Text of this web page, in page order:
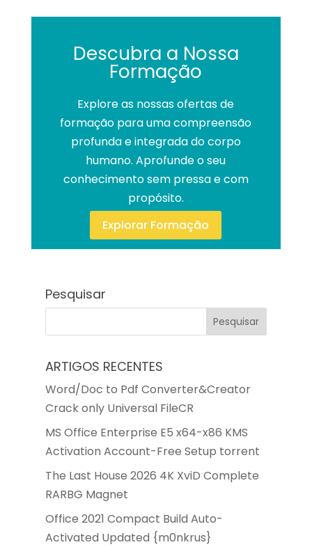
Descubra a Nossa
Formação
Explore as nossas ofertas de
formação para uma compreensão
profunda e integrada do corpo
humano. Aprofunde o seu
conhecimento sem pressa e com
propósito.
Explorar Formação
Pesquisar
ARTIGOS RECENTES
Word/Doc to Pdf Converter&Creator
Crack only Universal FileCR
MS Office Enterprise E5 x64-x86 KMS
Activation Account-Free Setup torrent
The Last House 2026 4K XviD Complete
RARBG Magnet
Office 2021 Compact Build Auto-
Activated Updated {m0nkrus}